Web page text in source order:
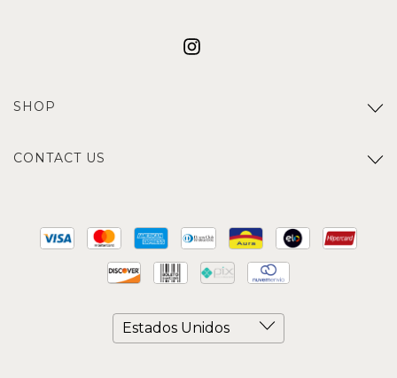
SHOP
CONTACT US